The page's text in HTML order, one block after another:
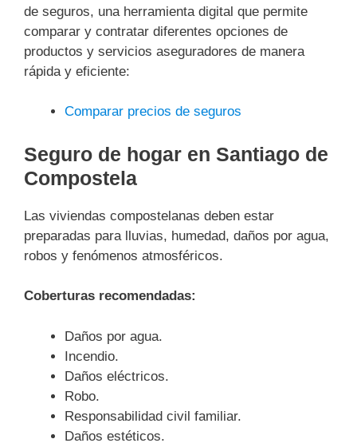
de seguros, una herramienta digital que permite
comparar y contratar diferentes opciones de
productos y servicios aseguradores de manera
rápida y eficiente:
Comparar precios de seguros
Seguro de hogar en Santiago de
Compostela
Las viviendas compostelanas deben estar
preparadas para lluvias, humedad, daños por agua,
robos y fenómenos atmosféricos.
Coberturas recomendadas:
Daños por agua.
Incendio.
Daños eléctricos.
Robo.
Responsabilidad civil familiar.
Daños estéticos.